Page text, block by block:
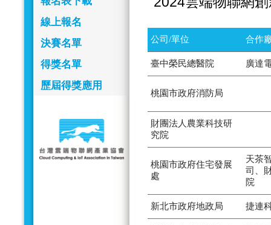
線上報名
決賽名單
得獎名單
歷屆得獎應用
公司/單位 合作
臺中榮民總醫院 廣達
桃園市政府消防局
財團法人農業科技研
究院
桃園市政府住宅發展
處
天茶
司、
院
新北市政府地政局 捷連